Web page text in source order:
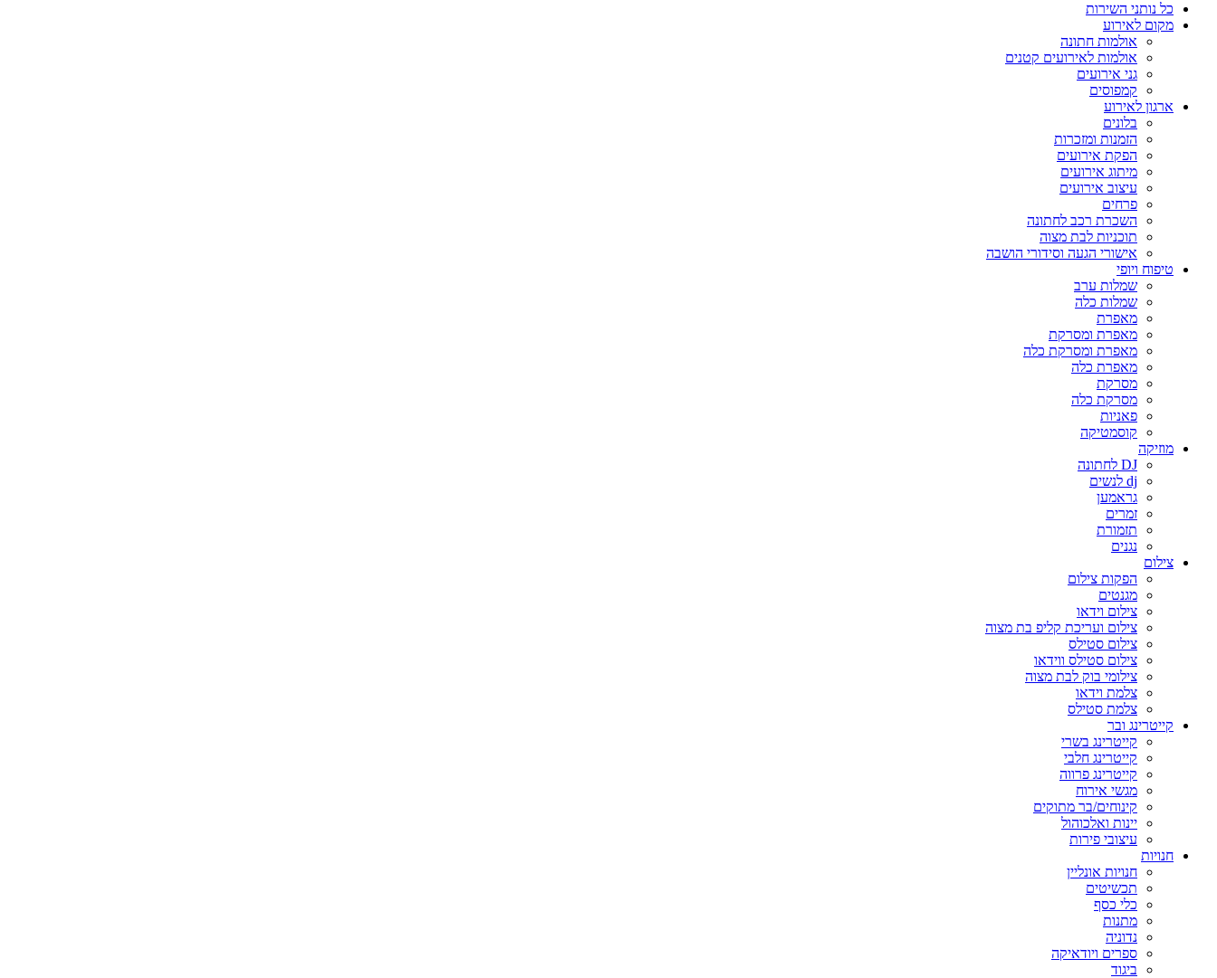
כל נותני השירות
מקום לאירוע
אולמות חתונה
אולמות לאירועים קטנים
גני אירועים
קמפוסים
ארגון לאירוע
בלונים
הזמנות ומזכרות
הפקת אירועים
מיתוג אירועים
עיצוב אירועים
פרחים
השכרת רכב לחתונה
תוכניות לבת מצוה
אישורי הגעה וסידורי הושבה
טיפוח ויופי
שמלות ערב
שמלות כלה
מאפרת
מאפרת ומסרקת
מאפרת ומסרקת כלה
מאפרת כלה
מסרקת
מסרקת כלה
פאניות
קוסמטיקה
מוזיקה
DJ לחתונה
dj לנשים
גראמען
זמרים
תזמורת
נגנים
צילום
הפקות צילום
מגנטים
צילום וידאו
צילום ועריכת קליפ בת מצוה
צילום סטילס
צילום סטילס ווידאו
צילומי בוק לבת מצוה
צלמת וידאו
צלמת סטילס
קייטרינג ובר
קייטרינג בשרי
קייטרינג חלבי
קייטרינג פרווה
מגשי אירוח
קינוחים/בר מתוקים
יינות ואלכוהול
עיצובי פירות
חנויות
חנויות אונליין
תכשיטים
כלי כסף
מתנות
נדוניה
ספרים ויודאיקה
ביגוד